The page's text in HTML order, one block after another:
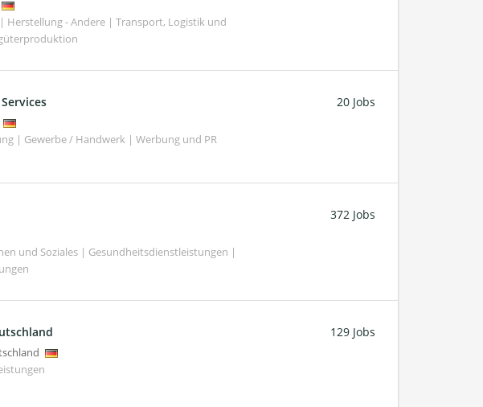
Herstellung - Andere | Transport, Logistik und
| Gewerbe / Handwerk | Werbung und PR
20 Jobs
und Soziales | Gesundheitsdienstleistungen |
372 Jobs
129 Jobs